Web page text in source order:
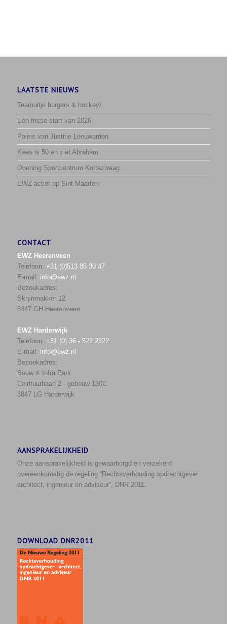
LAATSTE NIEUWS
Teamuitje burgers & hockey!
Een frisse start van 2026
Paleis van Justitie Leeuwarden
Kees is 50 en ziet Abraham
Opening Sportcentrum Kortezwaag
EWZ actief op Sint Maarten
CONTACT
EWZ Heerenveen
Telefoon: +31 (0)513 85 30 47
E-mail: info@ewz.nl
Bezoekadres:
Skrynmakker 12
8447 GH Heerenveen
EWZ Harderwijk
Telefoon: +31 (0) 36 - 522 2322
E-mail: info@ewz.nl
Bezoekadres:
Bouw & Infra Park
Ceintuurbaan 2 - gebouw 130C
3847 LG Harderwijk
AANSPRAKELIJKHEID
Onze aansprakelijkheid is gewaarborgd en verzekerd
overeenkomstig de regeling “Rechtsverhouding opdrachtgever
architect, ingenieur en adviseur”, DNR 2011.
DOWNLOAD DNR2011